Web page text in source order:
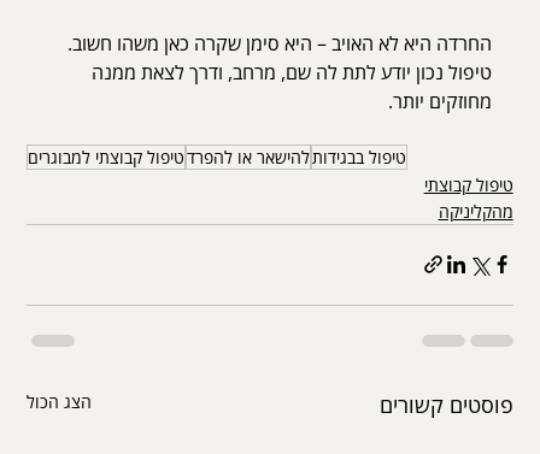
החרדה היא לא האויב – היא סימן שקרה כאן משהו חשוב.
טיפול נכון יודע לתת לה שם, מרחב, ודרך לצאת ממנה
מחוזקים יותר.
טיפול בבגידותלהישאר או להפרדטיפול קבוצתי למבוגרים
טיפול קבוצתי
מהקליניקה
פוסטים קשורים הצג הכול